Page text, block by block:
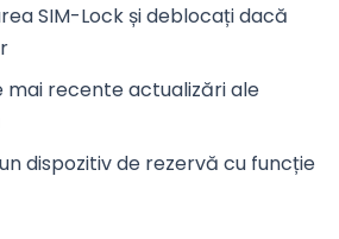
SIM-Lock și deblocați dacă
mai recente actualizări ale
dispozitiv de rezervă cu funcție